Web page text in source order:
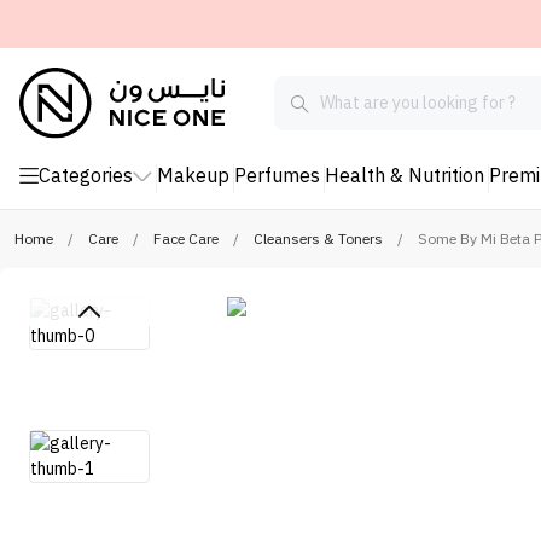
Categories Makeup Perfumes Health & Nutrition
Home / Care / Face Care / Cleansers & Toners / Some By Mi Beta